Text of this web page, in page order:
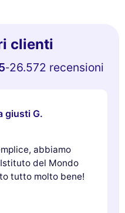
clienti
-26.572 recensioni
giusti G.
abbiamo
del Mondo
tutto molto bene!